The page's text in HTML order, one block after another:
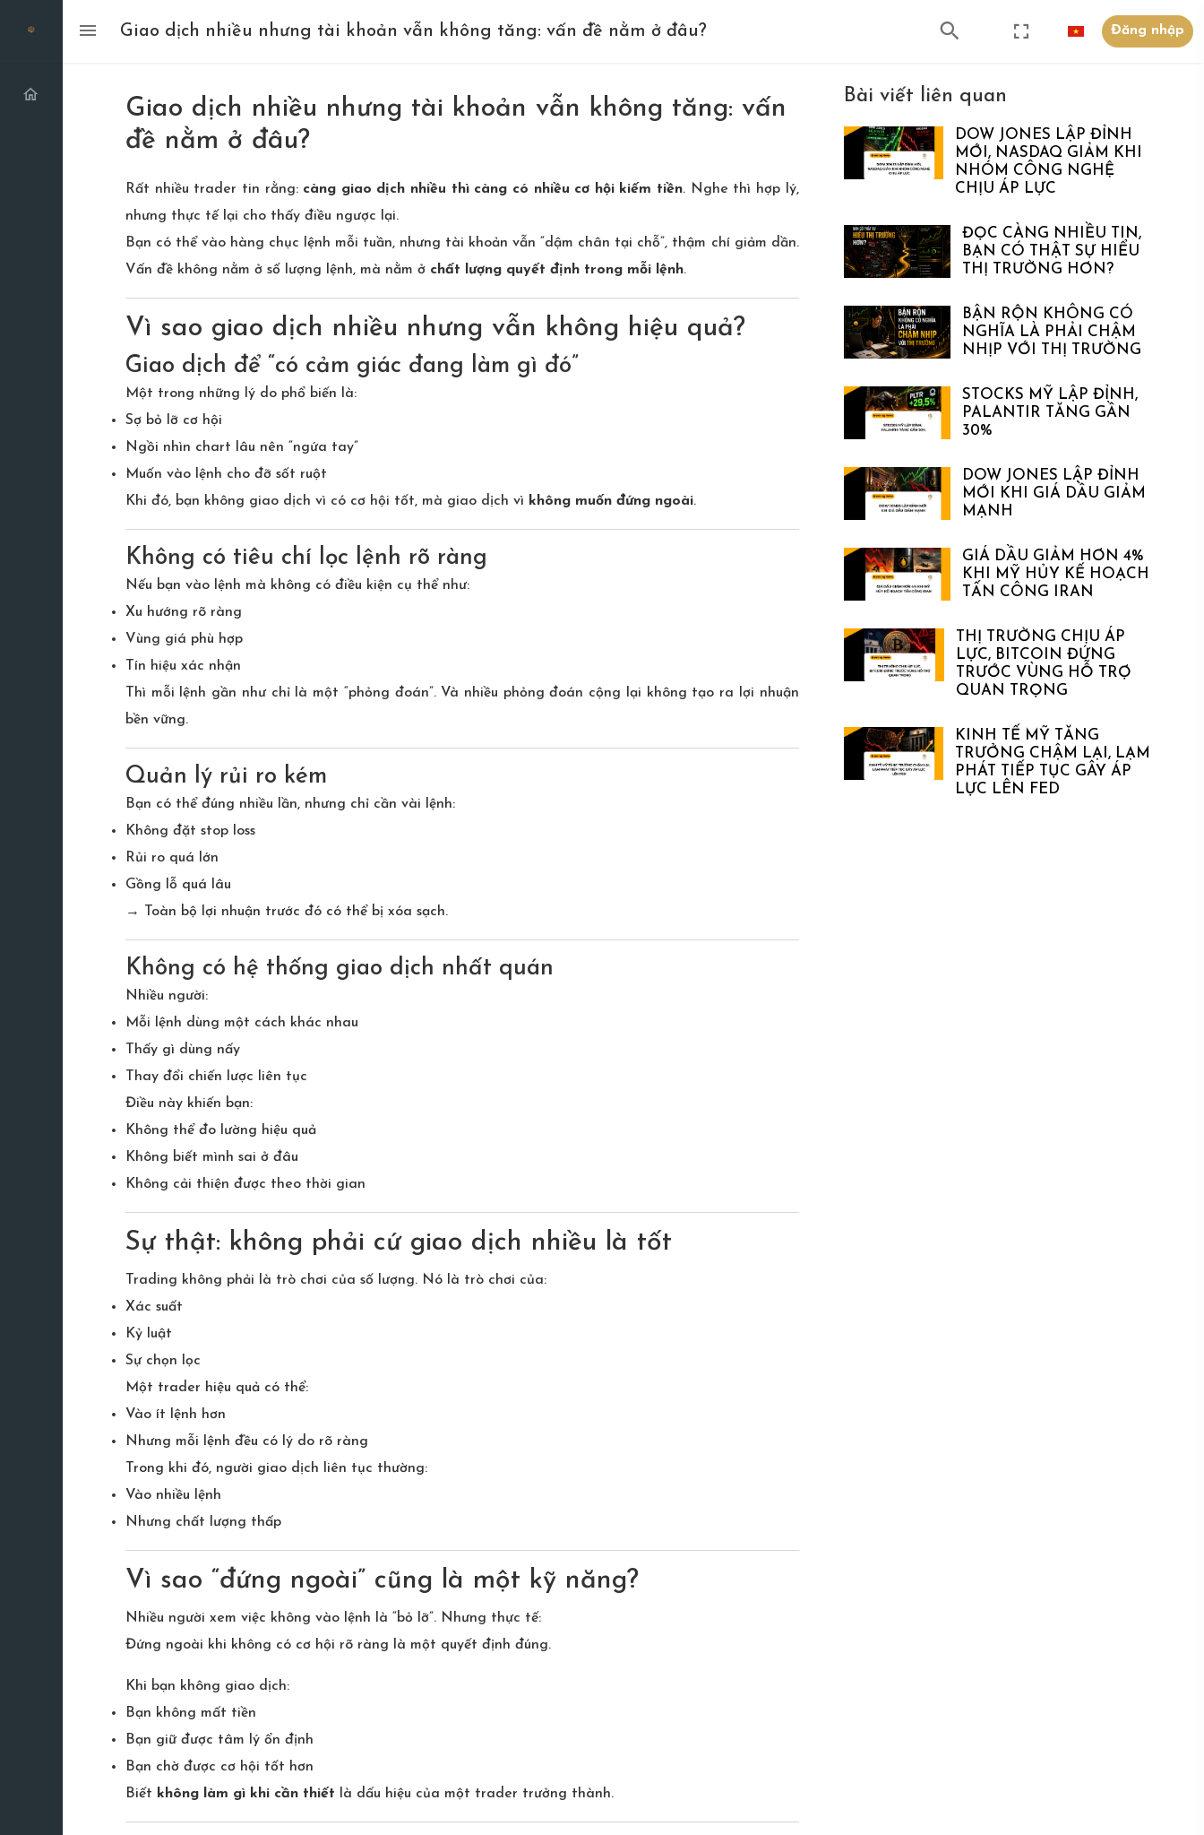
Giao dịch nhiều nhưng tài khoản vẫn không tăng: vấn đề nằm ở đâu? Đăng nhập
Giao dịch nhiều nhưng tài khoản vẫn không tăng: vấn
đề nằm ở đâu?
Rất nhiều trader tin rằng: càng giao dịch nhiều thì càng có nhiều cơ hội kiếm tiền. Nghe thì hợp lý,
nhưng thực tế lại cho thấy điều ngược lại.
Bạn có thể vào hàng chục lệnh mỗi tuần, nhưng tài khoản vẫn “dậm chân tại chỗ”, thậm chí giảm dần.
Vấn đề không nằm ở số lượng lệnh, mà nằm ở chất lượng quyết định trong mỗi lệnh.
Vì sao giao dịch nhiều nhưng vẫn không hiệu quả?
Giao dịch để “có cảm giác đang làm gì đó”
Một trong những lý do phổ biến là:
Sợ bỏ lỡ cơ hội
Ngồi nhìn chart lâu nên “ngứa tay”
Muốn vào lệnh cho đỡ sốt ruột
Khi đó, bạn không giao dịch vì có cơ hội tốt, mà giao dịch vì không muốn đứng ngoài.
Không có tiêu chí lọc lệnh rõ ràng
Nếu bạn vào lệnh mà không có điều kiện cụ thể như:
Xu hướng rõ ràng
Vùng giá phù hợp
Tín hiệu xác nhận
Thì mỗi lệnh gần như chỉ là một “phỏng đoán”. Và nhiều phỏng đoán cộng lại không tạo ra lợi nhuận
bền vững.
Quản lý rủi ro kém
Bạn có thể đúng nhiều lần, nhưng chỉ cần vài lệnh:
Không đặt stop loss
Rủi ro quá lớn
Gồng lỗ quá lâu
→ Toàn bộ lợi nhuận trước đó có thể bị xóa sạch.
Không có hệ thống giao dịch nhất quán
Nhiều người:
Mỗi lệnh dùng một cách khác nhau
Thấy gì dùng nấy
Thay đổi chiến lược liên tục
Điều này khiến bạn:
Không thể đo lường hiệu quả
Không biết mình sai ở đâu
Không cải thiện được theo thời gian
Sự thật: không phải cứ giao dịch nhiều là tốt
Trading không phải là trò chơi của số lượng. Nó là trò chơi của:
Xác suất
Kỷ luật
Sự chọn lọc
Một trader hiệu quả có thể:
Vào ít lệnh hơn
Nhưng mỗi lệnh đều có lý do rõ ràng
Trong khi đó, người giao dịch liên tục thường:
Vào nhiều lệnh
Nhưng chất lượng thấp
Vì sao “đứng ngoài” cũng là một kỹ năng?
Nhiều người xem việc không vào lệnh là “bỏ lỡ”. Nhưng thực tế:
Đứng ngoài khi không có cơ hội rõ ràng là một quyết định đúng.
Khi bạn không giao dịch:
Bạn không mất tiền
Bạn giữ được tâm lý ổn định
Bạn chờ được cơ hội tốt hơn
Biết không làm gì khi cần thiết là dấu hiệu của một trader trưởng thành.
Bài viết liên quan
DOW JONES LẬP ĐỈNH
MỚI, NASDAQ GIẢM KHI
NHÓM CÔNG NGHỆ
CHỊU ÁP LỰC
ĐỌC CÀNG NHIỀU TIN,
BẠN CÓ THẬT SỰ HIỂU
THỊ TRƯỜNG HƠN?
BẬN RỘN KHÔNG CÓ
NGHĨA LÀ PHẢI CHẬM
NHỊP VỚI THỊ TRƯỜNG
STOCKS MỸ LẬP ĐỈNH,
PALANTIR TĂNG GẦN
30%
DOW JONES LẬP ĐỈNH
MỚI KHI GIÁ DẦU GIẢM
MẠNH
GIÁ DẦU GIẢM HƠN 4%
KHI MỸ HỦY KẾ HOẠCH
TẤN CÔNG IRAN
THỊ TRƯỜNG CHỊU ÁP
LỰC, BITCOIN ĐỨNG
TRƯỚC VÙNG HỖ TRỢ
QUAN TRỌNG
KINH TẾ MỸ TĂNG
TRƯỞNG CHẬM LẠI, LẠM
PHÁT TIẾP TỤC GÂY ÁP
LỰC LÊN FED